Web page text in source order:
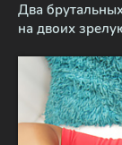
Два
на двоих